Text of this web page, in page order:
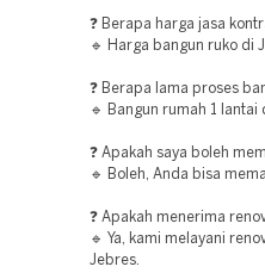
❓ Berapa harga jasa
🔹 Harga bangun ruko di
❓ Berapa lama proses
🔹 Bangun rumah 1
❓ Apakah saya boleh
🔹 Boleh, Anda bisa
❓ Apakah menerima
🔹 Ya, kami melayani
Jebres.